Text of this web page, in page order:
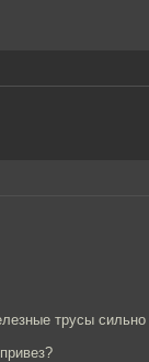
трусы сильно